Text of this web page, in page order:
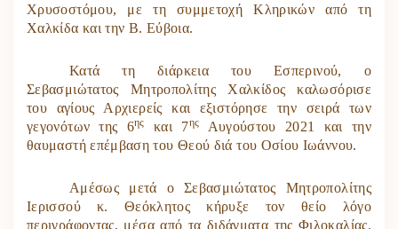
Χρυσοστόμου, με τη συμμετοχή Κληρικών από τη
Χαλκίδα και την Β. Εύβοια.
Κατά τη διάρκεια του Εσπερινού, ο
Σεβασμιώτατος Μητροπολίτης Χαλκίδος καλωσόρισε
του αγίους Αρχιερείς και εξιστόρησε την σειρά των
γεγονότων της 6ης και 7ης
Αυγούστου 2021 και την
θαυμαστή επέμβαση του Θεού διά του Οσίου Ιωάννου.
Αμέσως μετά ο Σεβασμιώτατος Μητροπολίτης
Ιερισσού κ. Θεόκλητος κήρυξε τον θείο λόγο
περιγράφοντας, μέσα από τα διδάγματα της Φιλοκαλίας,